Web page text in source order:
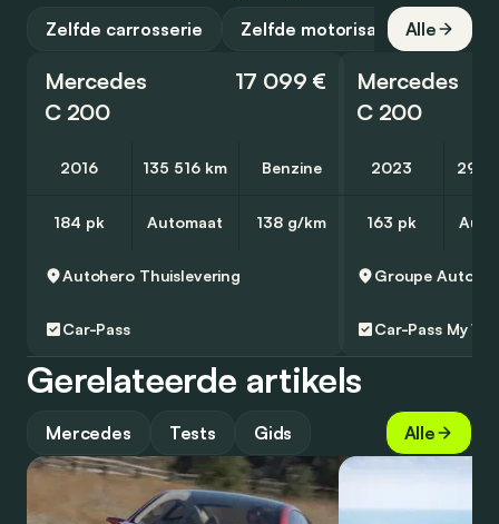
Zelfde carrosserie Zelfde motorisatie Alle
Mercedes
C 200
17 099 €
2016 135 516 km Benzine
184 pk Automaat 138 g/km
Autohero Thuislevering
Car-Pass
Mercedes
C 200
2023 29
163 pk
Car-Pass My
Gerelateerde artikels
Mercedes Tests Gids Alle